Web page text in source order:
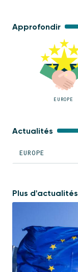
Approfondir
EUROPE
Actualités
EUROPE
Plus d'actualités